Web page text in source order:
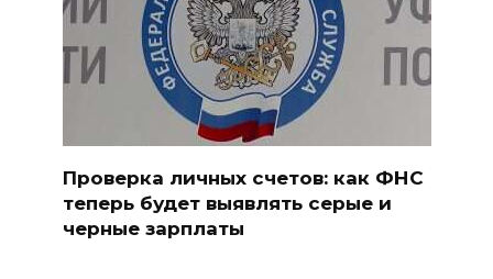
Проверка личных счетов: как ФНС
теперь будет выявлять серые и
черные зарплаты